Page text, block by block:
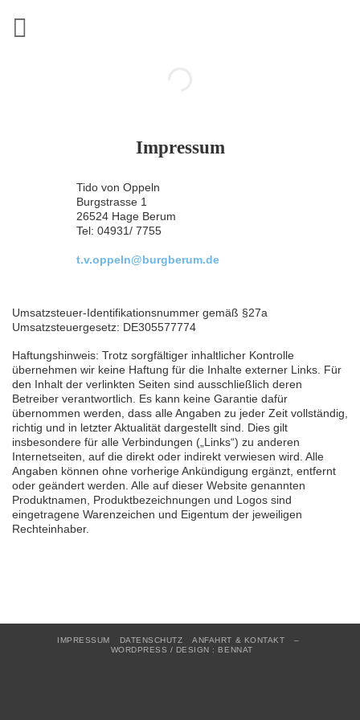
Inhalt
springen
Impressum
Tido von Oppeln
Burgstrasse 1
26524 Hage Berum
Tel: 04931/ 7755
t.v.oppeln@burgberum.de
Umsatzsteuer-Identifikationsnummer gemäß §27a
Umsatzsteuergesetz: DE305577774
Haftungshinweis: Trotz sorgfältiger inhaltlicher Kontrolle
übernehmen wir keine Haftung für die Inhalte externer Links. Für
den Inhalt der verlinkten Seiten sind ausschließlich deren
Betreiber verantwortlich. Es kann keine Garantie dafür
übernommen werden, dass alle Angaben zu jeder Zeit vollständig,
richtig und in letzter Aktualität dargestellt sind. Dies gilt
insbesondere für alle Verbindungen („Links“) zu anderen
Internetseiten, auf die direkt oder indirekt verwiesen wird. Alle
Angaben können ohne vorherige Ankündigung ergänzt, entfernt
oder geändert werden. Alle auf dieser Website genannten
Produktnamen, Produktbezeichnungen und Logos sind
eingetragene Warenzeichen und Eigentum der jeweiligen
Rechteinhaber.
IMPRESSUM DATENSCHUTZ ANFAHRT & KONTAKT
–
WORDPRESS / DESIGN : BENNAT